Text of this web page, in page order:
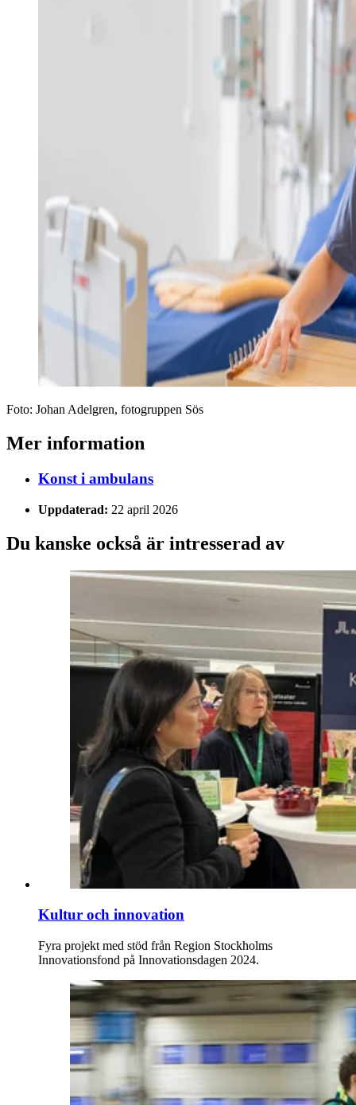
Foto: Johan Adelgren, fotogruppen Sös
Mer information
Konst i ambulans
Uppdaterad: 22 april 2026
Du kanske också är intresserad av
Kultur och innovation
Fyra projekt med stöd från Region Stockholms
Innovationsfond på Innovationsdagen 2024.